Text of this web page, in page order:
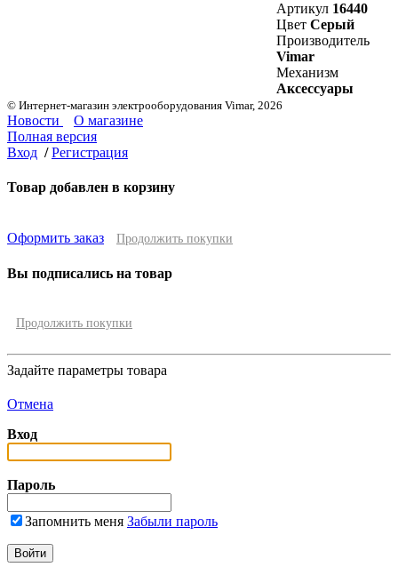
Артикул 16440
Цвет Серый
Производитель
Vimar
Механизм
Аксессуары
© Интернет-магазин электрооборудования Vimar, 2026
Новости
О магазине
Полная версия
Вход / Регистрация
Товар добавлен в корзину
Оформить заказ Продолжить покупки
Вы подписались на товар
Продолжить покупки
Задайте параметры товара
Отмена
Вход
Пароль
Запомнить меня Забыли пароль